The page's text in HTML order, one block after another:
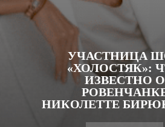
УЧАСТНИЦА
«ХОЛОСТЯК»:
ИЗВЕСТНО О
НИКОЛЕТТЕ